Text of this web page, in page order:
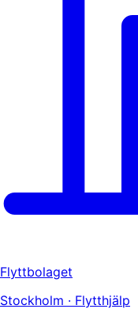
Flyttbolaget
Stockholm · Flytthjälp